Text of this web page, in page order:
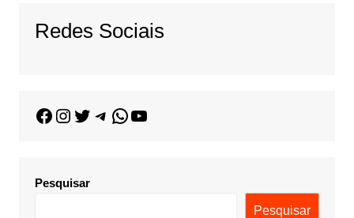
Redes Sociais
Pesquisar
Pesquisar